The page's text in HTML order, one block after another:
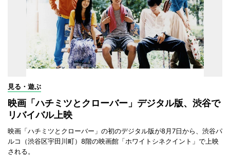
見る・遊ぶ
映画「ハチミツとクローバー」デジタル版、渋谷で
リバイバル上映
映画「ハチミツとクローバー」の初のデジタル版が8月7日から、渋谷パ
ルコ（渋谷区宇田川町）8階の映画館「ホワイトシネクイント」で上映
される。